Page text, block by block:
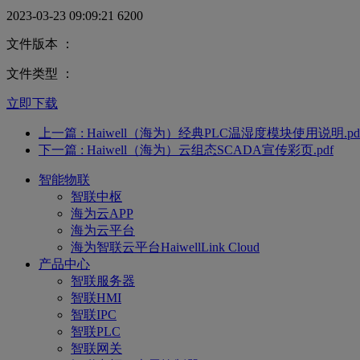
2023-03-23 09:09:21 6200
文件版本 ：
文件类型 ：
立即下载
上一篇 : Haiwell（海为）经典PLC温湿度模块使用说明
下一篇 : Haiwell（海为）云组态SCADA宣传彩页.pdf
智能物联
智联中枢
海为云APP
海为云平台
海为智联云平台HaiwellLink Cloud
产品中心
智联服务器
智联HMI
智联IPC
智联PLC
智联网关